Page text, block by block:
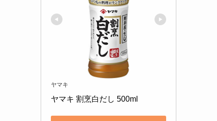
ヤマキ
ヤマキ 割烹白だし 500ml